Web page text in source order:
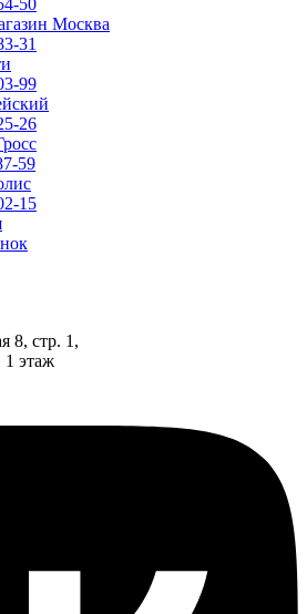
50
Москва
31
99
26
59
15
8, стр. 1,
этаж